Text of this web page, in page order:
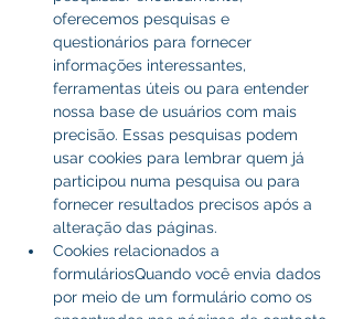
oferecemos pesquisas e
questionários para fornecer
informações interessantes,
ferramentas úteis ou para entender
nossa base de usuários com mais
precisão. Essas pesquisas podem
usar cookies para lembrar quem já
participou numa pesquisa ou para
fornecer resultados precisos após a
alteração das páginas.
Cookies relacionados a
formuláriosQuando você envia dados
por meio de um formulário como os